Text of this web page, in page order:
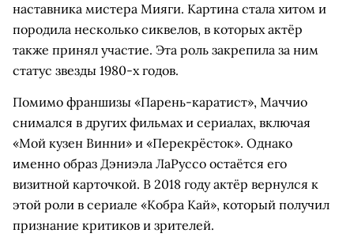
наставника мистера Мияги. Картина стала хитом и
породила несколько сиквелов, в которых актёр
также принял участие. Эта роль закрепила за ним
статус звезды 1980-х годов.
Помимо франшизы «Парень-каратист», Маччио
снимался в других фильмах и сериалах, включая
«Мой кузен Винни» и «Перекрёсток». Однако
именно образ Дэниэла ЛаРуссо остаётся его
визитной карточкой. В 2018 году актёр вернулся к
этой роли в сериале «Кобра Кай», который получил
признание критиков и зрителей.